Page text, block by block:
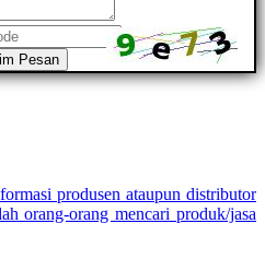
Pesan
produsen ataupun distributor
orang-orang mencari produk/jasa